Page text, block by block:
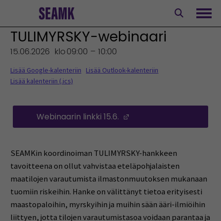
TULIMYRSKY-webinaari
15.06.2026 klo09:00 – 10:00
Lisää Google-kalenteriin
Lisää Outlook-kalenteriin
Lisää kalenteriin (.ics)
Webinaarin linkki 15.6.
SEAMKin koordinoiman TULIMYRSKY-hankkeen
tavoitteena on ollut vahvistaa eteläpohjalaisten
maatilojen varautumista ilmastonmuutoksen mukanaan
tuomiin riskeihin. Hanke on välittänyt tietoa erityisesti
maastopaloihin, myrskyihin ja muihin sään ääri-ilmiöihin
liittyen, jotta tilojen varautumistasoa voidaan parantaa ja